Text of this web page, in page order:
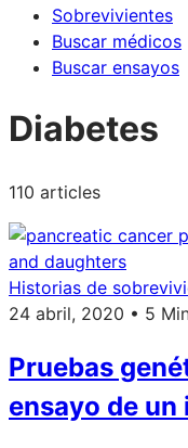
Sobrevivientes
Buscar médicos
Buscar ensayos
Diabetes
110 articles
Historias de
24 abril, 2020 • 5
Pruebas
ensayo de un